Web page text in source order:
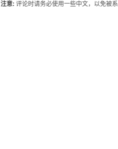
注意: 评论时请务必使用一些中文，以免被